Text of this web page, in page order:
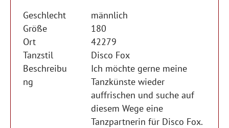
Geschlecht
männlich
Größe
180
Ort
42279
Tanzstil
Disco Fox
Beschreibu
ng
Ich möchte gerne meine
Tanzkünste wieder
auffrischen und suche auf
diesem Wege eine
Tanzpartnerin für Disco Fox.